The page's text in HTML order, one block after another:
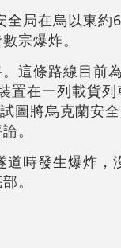
局在烏以東約
宗爆炸。
這條路線目前
置在一列載貨列
圖將烏克蘭安
。
時發生爆炸，
。